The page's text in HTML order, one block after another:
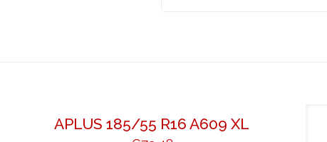
APLUS 185/55 R16 A609 XL